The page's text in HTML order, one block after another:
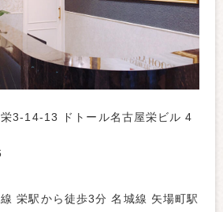
3-14-13 ドトール名古屋栄ビル 4
栄駅から徒歩3分 名城線 矢場町駅